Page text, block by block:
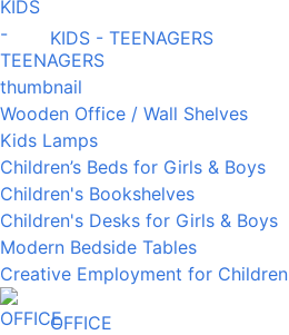
KIDS - TEENAGERS
Wooden Office / Wall Shelves
Kids Lamps
Children’s Beds for Girls & Boys
Children's Bookshelves
Children's Desks for Girls & Boys
Modern Bedside Tables
Creative Employment for Children
OFFICE